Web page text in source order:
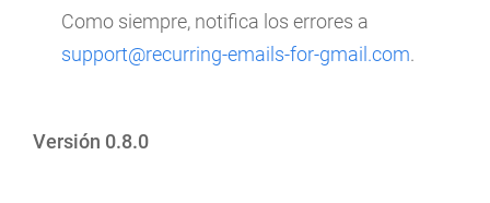
Como siempre, notifica los errores a
support@recurring-emails-for-gmail.com.
Versión 0.8.0